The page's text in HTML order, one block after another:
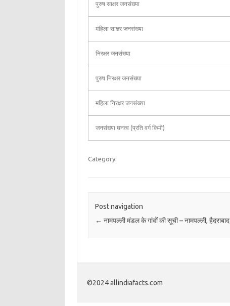
पुरुष साक्षर जनसंख्या
महिला साक्षर जनसंख्या
निरक्षर जनसंख्या
पुरुष निरक्षर जनसंख्या
महिला निरक्षर जनसंख्या
जनसंख्या घनत्व (प्रति वर्ग किमी)
Category:
Post navigation
← नामपल्ली मंडल के गांवों की सूची – नामपल्ली, हैदराबाद
©2024 allindiafacts.com